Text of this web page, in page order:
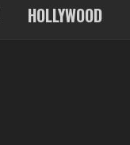
HOLLYWOOD